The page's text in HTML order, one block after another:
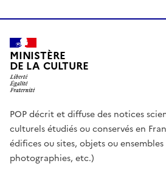
MINISTÈRE
DE LA CULTURE
POP décrit et diffuse des notices
culturels étudiés ou conservés en
édifices ou sites, objets ou
photographies, etc.)